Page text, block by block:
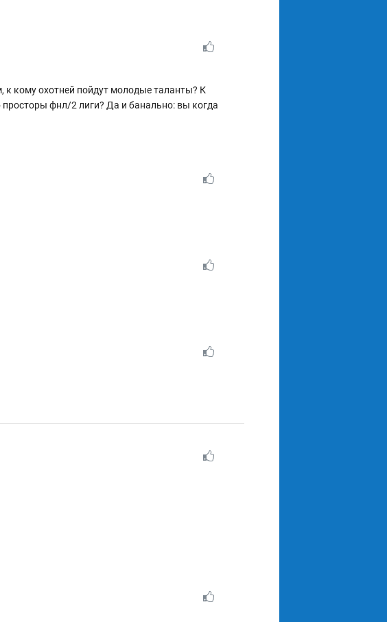
кому охотней пойдут молодые таланты? К
фнл/2 лиги? Да и банально: вы когда